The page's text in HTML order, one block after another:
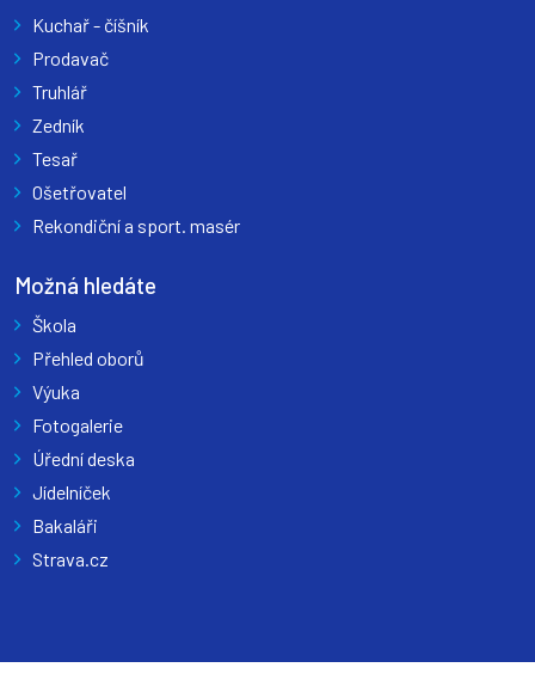
Kuchař - číšník
Prodavač
Truhlář
Zedník
Tesař
Ošetřovatel
Rekondiční a sport. masér
Možná hledáte
Škola
Přehled oborů
Výuka
Fotogalerie
Úřední deska
Jídelníček
Bakaláři
Strava.cz